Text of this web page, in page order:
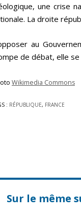
une crise
La droite
au
de débat, elle
Wikimedia Commons
: RÉPUBLIQUE, FRANCE
Sur le même